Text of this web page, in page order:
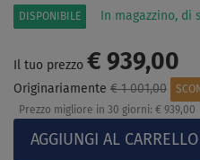
DISPONIBILE In magazzino,
Il tuo prezzo € 939,00
Originariamente € 1 001,00
Prezzo migliore in 30 giorni: € 939,00